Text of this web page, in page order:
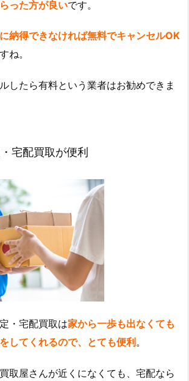
った方が良いです。
納得できなければ無料でキャンセルOK
ね。
したら有料という業者はお勧めできま
宅配買取が便利
・宅配買取は家から一歩も出なくても
してくれるので、とても便利。
取屋さんが近くになくても、宅配なら